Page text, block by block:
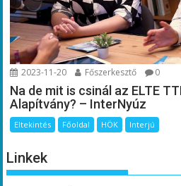
2023-11-20 Főszerkesztő 0
Na de mit is csinál az ELTE
Alapítvány? – InterNyúz
Eltekintés Főoldal HÖK Interjú
Linkek